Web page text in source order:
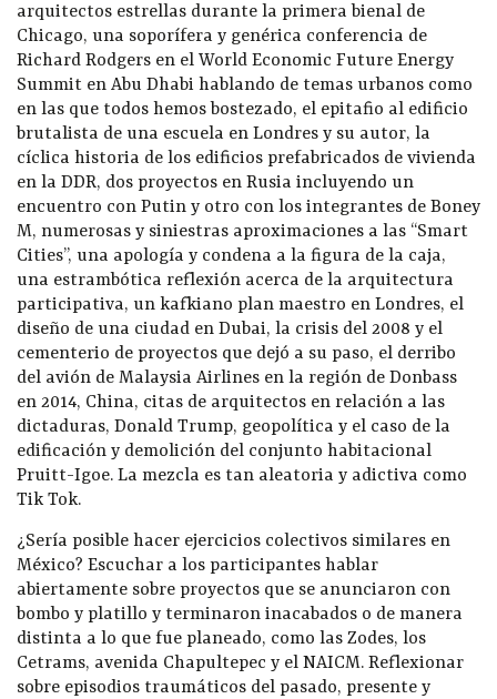
arquitectos estrellas durante la primera bienal de
Chicago, una soporífera y genérica conferencia de
Richard Rodgers en el World Economic Future Energy
Summit en Abu Dhabi hablando de temas urbanos como
en las que todos hemos bostezado, el epitafio al edificio
brutalista de una escuela en Londres y su autor, la
cíclica historia de los edificios prefabricados de vivienda
en la DDR, dos proyectos en Rusia incluyendo un
encuentro con Putin y otro con los integrantes de Boney
M, numerosas y siniestras aproximaciones a las “Smart
Cities”, una apología y condena a la figura de la caja,
una estrambótica reflexión acerca de la arquitectura
participativa, un kafkiano plan maestro en Londres, el
diseño de una ciudad en Dubai, la crisis del 2008 y el
cementerio de proyectos que dejó a su paso, el derribo
del avión de Malaysia Airlines en la región de Donbass
en 2014, China, citas de arquitectos en relación a las
dictaduras, Donald Trump, geopolítica y el caso de la
edificación y demolición del conjunto habitacional
Pruitt-Igoe. La mezcla es tan aleatoria y adictiva como
Tik Tok.
¿Sería posible hacer ejercicios colectivos similares en
México? Escuchar a los participantes hablar
abiertamente sobre proyectos que se anunciaron con
bombo y platillo y terminaron inacabados o de manera
distinta a lo que fue planeado, como las Zodes, los
Cetrams, avenida Chapultepec y el NAICM. Reflexionar
sobre episodios traumáticos del pasado, presente y